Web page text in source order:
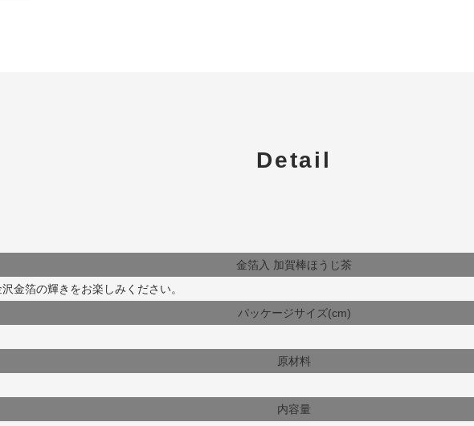
Detail
金箔入 加賀棒ほうじ茶
金箔の輝きをお楽しみください。
パッケージサイズ(cm)
原材料
内容量